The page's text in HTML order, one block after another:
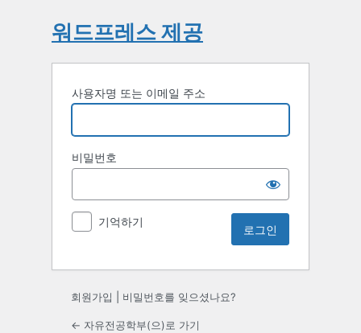
워드프레스 제공
사용자명 또는 이메일 주소
비밀번호
기억하기
회원가입 비밀번호를 잊으셨나요?
← 자유전공학부(으)로 가기